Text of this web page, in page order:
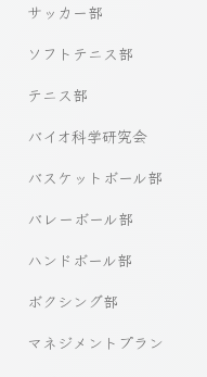
サッカー部
ソフトテニス部
テニス部
バイオ科学研究会
バスケットボール部
バレーボール部
ハンドボール部
ボクシング部
マネジメントプラン